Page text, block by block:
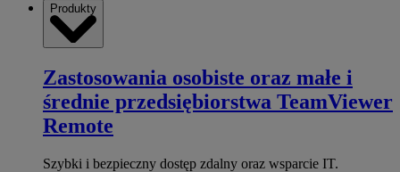
Produkty
Zastosowania osobiste oraz małe i
średnie przedsiębiorstwa TeamViewer
Remote
Szybki i bezpieczny dostęp zdalny oraz wsparcie IT.